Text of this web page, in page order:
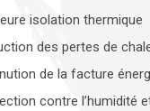
isolation thermique
des pertes de
de la facture
contre l’humidité